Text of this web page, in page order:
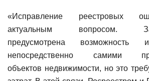
«Исправление реестровых
актуальным вопросом.
предусмотрена возможность
непосредственно самими
объектов недвижимости, но это